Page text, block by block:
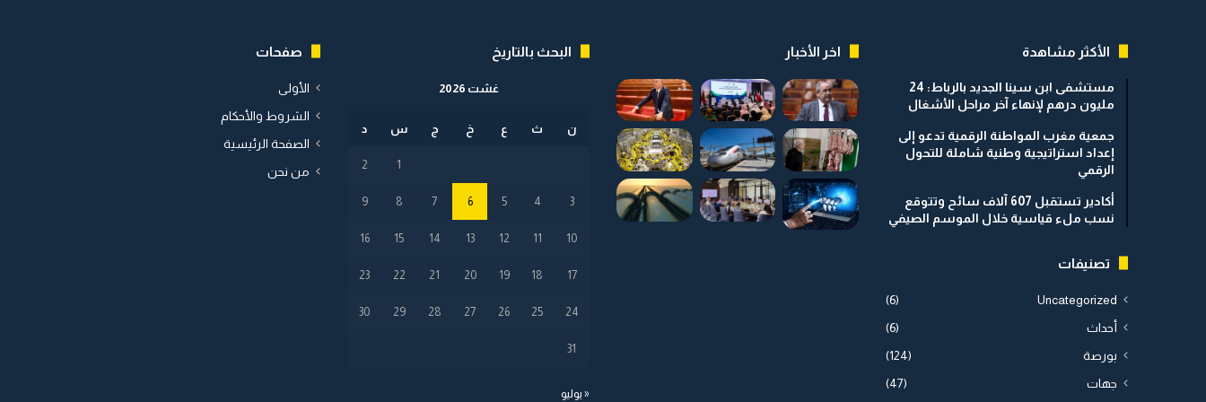
و
الأكثر مشاهدة
مستشفى ابن سينا الجديد بالرباط: 24
مليون درهم لإنهاء آخر مراحل الأشغال
جمعية مغرب المواطنة الرقمية تدعو إلى
إعداد استراتيجية وطنية شاملة للتحول
الرقمي
أكادير تستقبل 607 آلاف سائح وتتوقع
نسب ملء قياسية خلال الموسم الصيفي
تصنيفات
Uncategorized
(6)
أحداث (6)
بورصة (124)
جهات (47)
اخر الأخبار البحث بالتاريخ
غشت 2026
ن ث ع خ ج س د
1
2
3
4
5
6
7
8
9
10
11
12
13
14
15
16
17
18
19
20
21
22
23
24
25
26
27
28
29
30
31
« يوليو
صفحات
الأولى
الشروط والأحكام
الصفحة الرئيسية
من نحن